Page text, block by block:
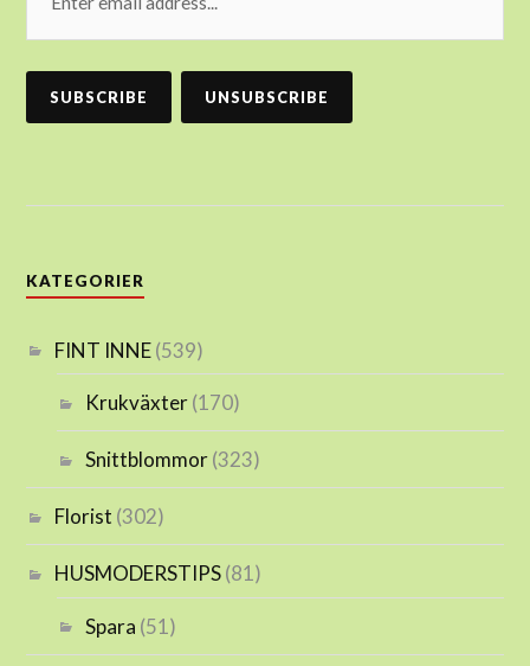
KATEGORIER
FINT INNE(539)
Krukväxter(170)
Snittblommor(323)
Florist (302)
HUSMODERSTIPS(81)
Spara (51)